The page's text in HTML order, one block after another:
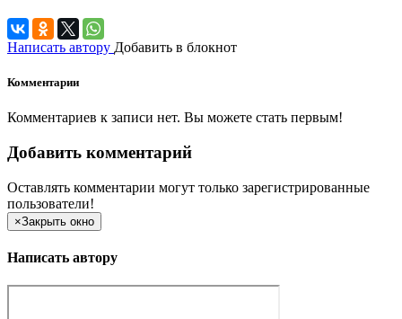
Написать автору Добавить в блокнот
Комментарии
Комментариев к записи нет. Вы можете стать первым!
Добавить комментарий
Оставлять комментарии могут только зарегистрированные
пользователи!
×Закрыть окно
Написать автору